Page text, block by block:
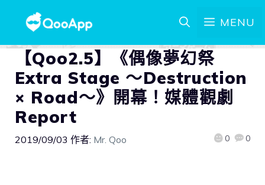
MENU
【Qoo2.5】《偶像夢幻祭
Extra Stage ～Destruction
× Road～》開幕！媒體觀劇
Report
2019/09/03 作者: Mr. Qoo 0 0